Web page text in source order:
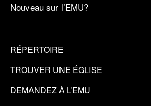
Nouveau sur l’EMU?
RÉPERTOIRE
TROUVER UNE ÉGLISE
DEMANDEZ À L’EMU